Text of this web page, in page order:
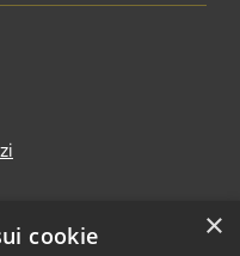
×
cookie